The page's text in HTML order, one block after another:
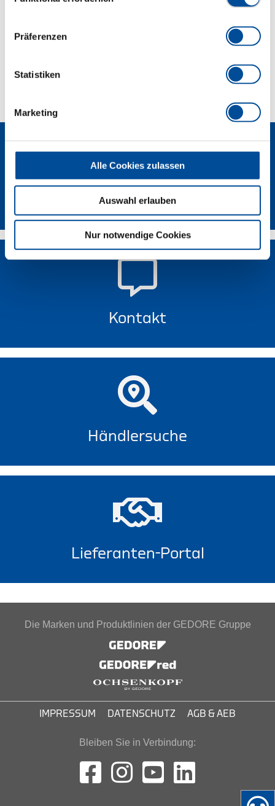
Präferenzen
Statistiken
Marketing
Alle Cookies zulassen
Auswahl erlauben
Nur notwendige Cookies
Abmessungen und Gewichte
Lieferumfang
Technische Eigenschaften
Newsletter
Kontakt
Händlersuche
Lieferanten-Portal
Die Marken und Produktlinien der GEDORE Gruppe
IMPRESSUM DATENSCHUTZ AGB & AEB
Bleiben Sie in Verbindung: